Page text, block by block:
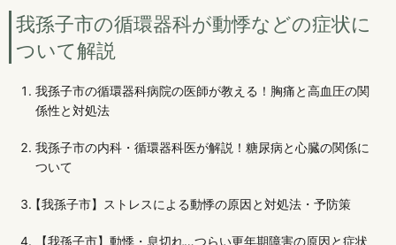
我孫子市の循環器科が動悸などの症状に
ついて解説
我孫子市の循環器科病院の医師が教える！胸痛と高血圧の関
係性と対処法
我孫子市の内科・循環器科医が解説！糖尿病と心臓の関係に
ついて
【我孫子市】ストレスによる動悸の原因と対処法・予防策
【我孫子市】動悸・息切れ…つらい更年期障害の原因と症状